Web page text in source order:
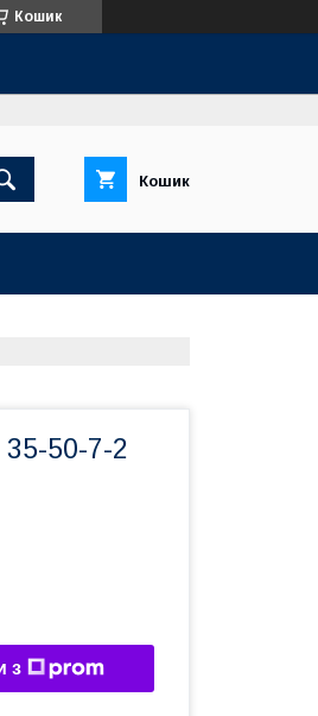
Кошик
Кошик
50-7-2
з